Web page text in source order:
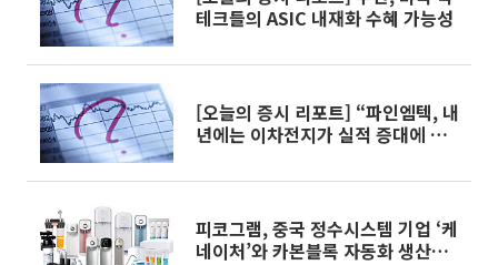
테크들의 ASIC 내재화 수혜 가능성
[오늘의 증시 리포트] “파인엠텍, 내
년에는 이차전지가 실적 증대에 기
피코그램, 중국 정수시스템 기업 ‘케
네이처’와 카본블록 자동화 생산설